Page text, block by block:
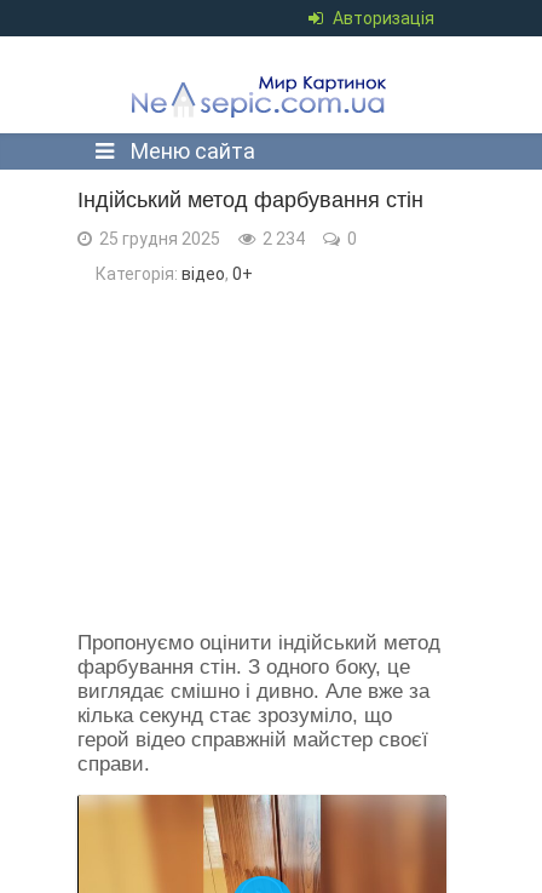
Авторизація
Меню сайта
Індійський метод фарбування стін
25 грудня 2025 2 234
0
Категорія: відео, 0+
Пропонуємо оцінити індійський метод
фарбування стін. З одного боку, це
виглядає смішно і дивно. Але вже за
кілька секунд стає зрозуміло, що
герой відео справжній майстер своєї
справи.